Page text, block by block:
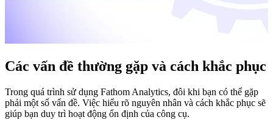
Các vấn đề thường gặp và cách khắc phục
Trong quá trình sử dụng Fathom Analytics, đôi khi bạn có thể gặp
phải một số vấn đề. Việc hiểu rõ nguyên nhân và cách khắc phục sẽ
giúp bạn duy trì hoạt động ổn định của công cụ.